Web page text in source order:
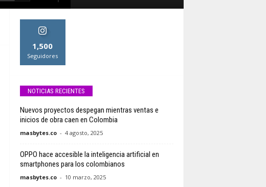
1,500
Seguidores
NOTICIAS RECIENTES
Nuevos proyectos despegan mientras ventas e
inicios de obra caen en Colombia
masbytes.co - 4 agosto, 2025
OPPO hace accesible la inteligencia artificial en
smartphones para los colombianos
masbytes.co - 10 marzo, 2025